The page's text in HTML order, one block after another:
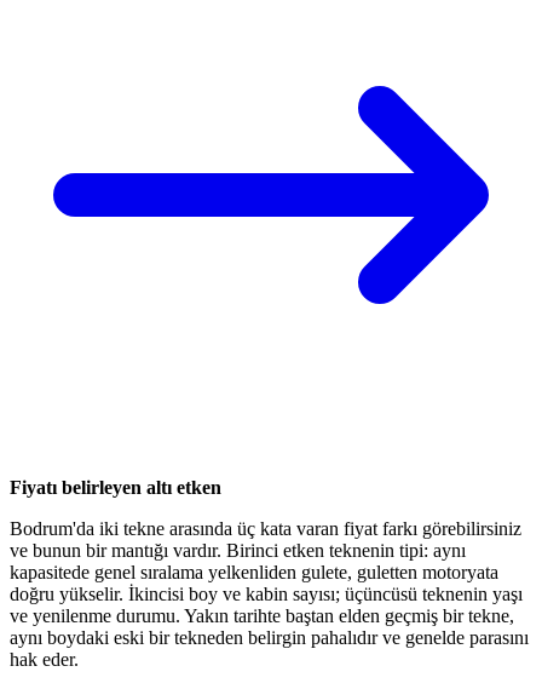
Fiyatı belirleyen altı etken
Bodrum'da iki tekne arasında üç kata varan fiyat farkı görebilirsiniz
ve bunun bir mantığı vardır. Birinci etken teknenin tipi: aynı
kapasitede genel sıralama yelkenliden gulete, guletten motoryata
doğru yükselir. İkincisi boy ve kabin sayısı; üçüncüsü teknenin yaşı
ve yenilenme durumu. Yakın tarihte baştan elden geçmiş bir tekne,
aynı boydaki eski bir tekneden belirgin pahalıdır ve genelde parasını
hak eder.